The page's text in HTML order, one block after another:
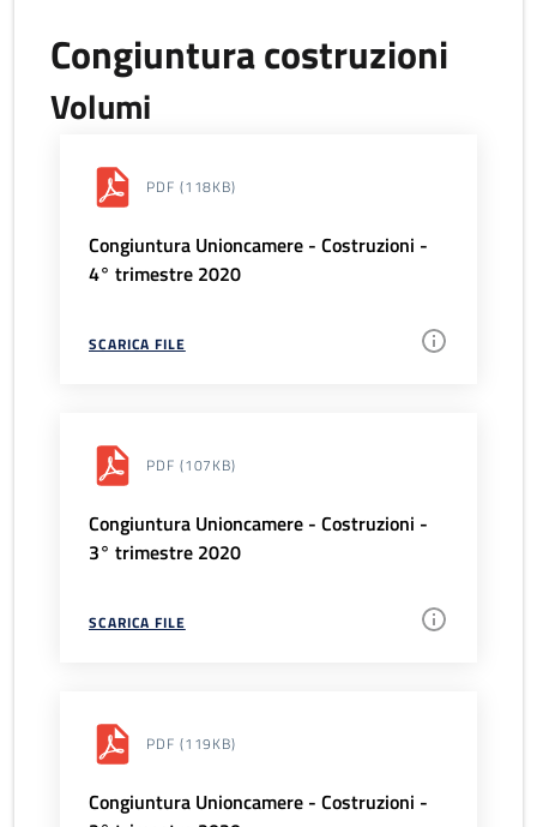
Congiuntura costruzioni
Volumi
PDF (118KB)
Congiuntura Unioncamere - Costruzioni -
4° trimestre 2020
SCARICA FILE
PDF (107KB)
Congiuntura Unioncamere - Costruzioni -
3° trimestre 2020
SCARICA FILE
PDF (119KB)
Congiuntura Unioncamere - Costruzioni -